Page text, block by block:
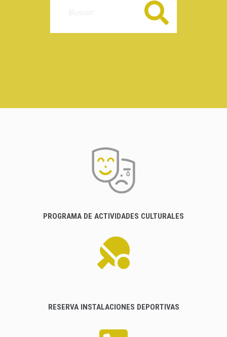
Buscar
PROGRAMA DE ACTIVIDADES CULTURALES
RESERVA INSTALACIONES DEPORTIVAS